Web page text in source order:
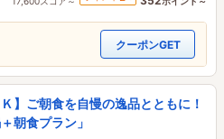
クーポンGET
】ご朝食を自慢の逸品とともに！
朝食プラン」